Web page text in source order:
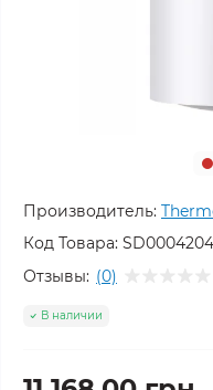
Производитель:
Код Товара:
Отзывы: (0)
В наличии